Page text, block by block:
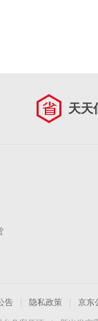
天天
告 隐私政策 京东